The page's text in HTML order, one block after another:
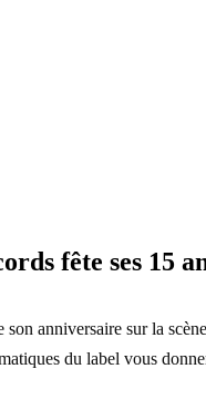
fête ses 15
son anniversaire sur la
du label vous